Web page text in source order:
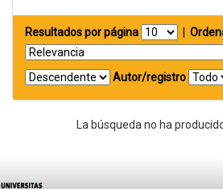
Resultados por página
Autor/registro
La búsqueda no ha